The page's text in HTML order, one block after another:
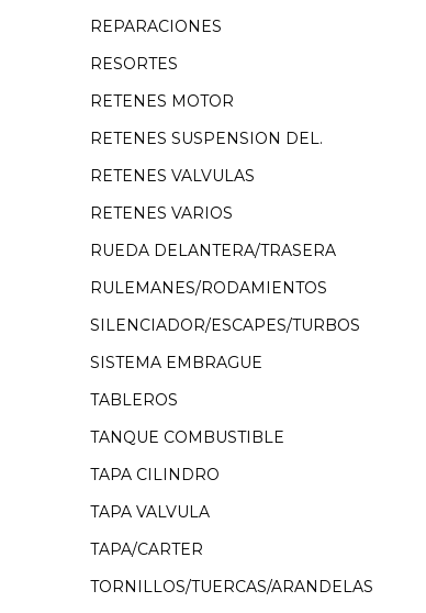
REPARACIONES
RESORTES
RETENES MOTOR
RETENES SUSPENSION DEL.
RETENES VALVULAS
RETENES VARIOS
RUEDA DELANTERA/TRASERA
RULEMANES/RODAMIENTOS
SILENCIADOR/ESCAPES/TURBOS
SISTEMA EMBRAGUE
TABLEROS
TANQUE COMBUSTIBLE
TAPA CILINDRO
TAPA VALVULA
TAPA/CARTER
TORNILLOS/TUERCAS/ARANDELAS